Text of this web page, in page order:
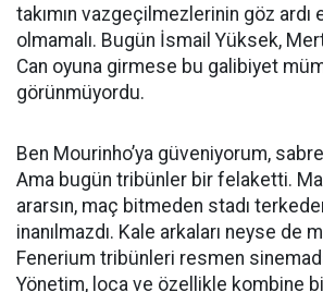
takımın vazgeçilmezlerinin göz
olmamalı. Bugün İsmail Yüksek,
Can oyuna girmese bu galibiyet
görünmüyordu.
Ben Mourinho’ya güveniyorum,
Ama bugün tribünler bir felaketti.
ararsın, maç bitmeden stadı
inanılmazdı. Kale arkaları neyse de
Fenerium tribünleri resmen
Yönetim, loca ve özellikle kombine